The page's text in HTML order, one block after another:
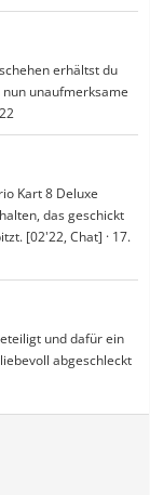
erhältst du
unaufmerksame
Kart 8 Deluxe
das geschickt
[02'22, Chat]
17.
und dafür ein
abgeschleckt